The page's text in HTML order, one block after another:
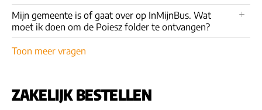
Mijn gemeente is of gaat over op InMijnBus. Wat
moet ik doen om de Poiesz folder te ontvangen?
Toon meer vragen
ZAKELIJK BESTELLEN